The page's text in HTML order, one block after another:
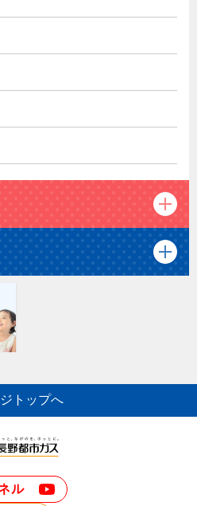
トップへ
ル